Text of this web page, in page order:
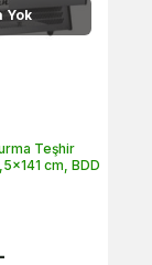
Yok
Teşhir
cm, BDD